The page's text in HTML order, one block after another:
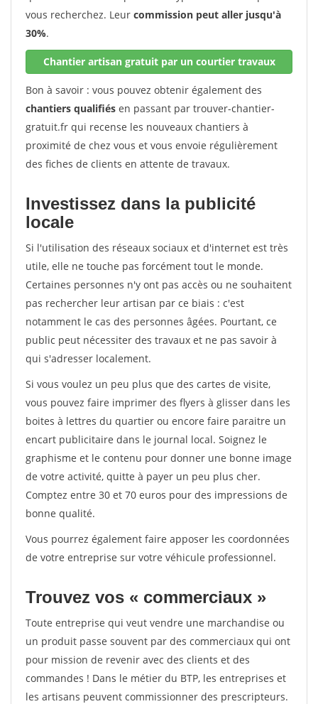
vous recherchez. Leur commission peut aller jusqu'à
30%.
Chantier artisan gratuit par un courtier travaux
Bon à savoir : vous pouvez obtenir également des
chantiers qualifiés en passant par trouver-chantier-
gratuit.fr qui recense les nouveaux chantiers à
proximité de chez vous et vous envoie régulièrement
des fiches de clients en attente de travaux.
Investissez dans la publicité
locale
Si l'utilisation des réseaux sociaux et d'internet est très
utile, elle ne touche pas forcément tout le monde.
Certaines personnes n'y ont pas accès ou ne souhaitent
pas rechercher leur artisan par ce biais : c'est
notamment le cas des personnes âgées. Pourtant, ce
public peut nécessiter des travaux et ne pas savoir à
qui s'adresser localement.
Si vous voulez un peu plus que des cartes de visite,
vous pouvez faire imprimer des flyers à glisser dans les
boites à lettres du quartier ou encore faire paraitre un
encart publicitaire dans le journal local. Soignez le
graphisme et le contenu pour donner une bonne image
de votre activité, quitte à payer un peu plus cher.
Comptez entre 30 et 70 euros pour des impressions de
bonne qualité.
Vous pourrez également faire apposer les coordonnées
de votre entreprise sur votre véhicule professionnel.
Trouvez vos « commerciaux »
Toute entreprise qui veut vendre une marchandise ou
un produit passe souvent par des commerciaux qui ont
pour mission de revenir avec des clients et des
commandes ! Dans le métier du BTP, les entreprises et
les artisans peuvent commissionner des prescripteurs.